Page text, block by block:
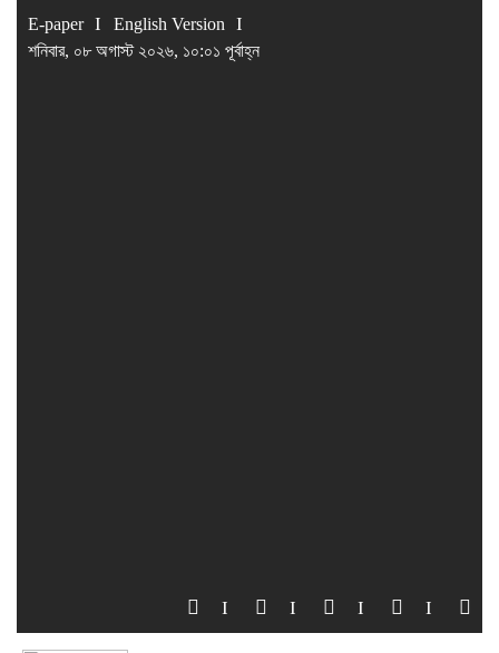
E-paper
English Version
শনিবার, ০৮ অগাস্ট ২০২৬, ১০:০১ পূর্বাহ্ন